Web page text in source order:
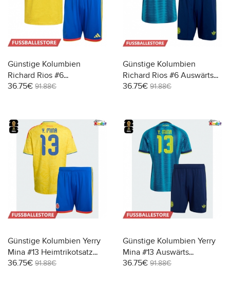
Günstige Kolumbien
Richard Rios #6
Heimtrikotsatz Kinder WM
36.75€ 91.88€
Günstige Kolumbien
Richard Rios #6 Auswärts
Trikotsatzt Kinder WM 2026
36.75€ 91.88€
Günstige Kolumbien Yerry
Mina #13 Heimtrikotsatz
Kinder WM 2026 Kurzarm
36.75€ 91.88€
Günstige Kolumbien Yerry
Mina #13 Auswärts
Trikotsatzt Kinder WM 2026
36.75€ 91.88€